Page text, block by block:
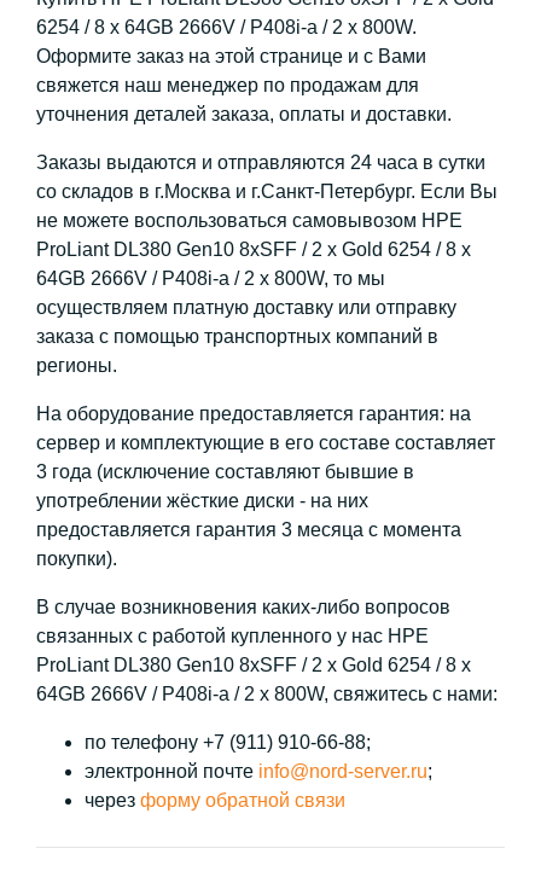
6254 / 8 x 64GB 2666V / P408i-a / 2 x 800W.
Оформите заказ на этой странице и с Вами
свяжется наш менеджер по продажам для
уточнения деталей заказа, оплаты и доставки.
Заказы выдаются и отправляются 24 часа в сутки
со складов в г.Москва и г.Санкт-Петербург. Если Вы
не можете воспользоваться самовывозом HPE
ProLiant DL380 Gen10 8xSFF / 2 x Gold 6254 / 8 x
64GB 2666V / P408i-a / 2 x 800W, то мы
осуществляем платную доставку или отправку
заказа с помощью транспортных компаний в
регионы.
На оборудование предоставляется гарантия: на
сервер и комплектующие в его составе составляет
3 года (исключение составляют бывшие в
употреблении жёсткие диски - на них
предоставляется гарантия 3 месяца с момента
покупки).
В случае возникновения каких-либо вопросов
связанных с работой купленного у нас HPE
ProLiant DL380 Gen10 8xSFF / 2 x Gold 6254 / 8 x
64GB 2666V / P408i-a / 2 x 800W, свяжитесь с нами:
по телефону +7 (911) 910-66-88;
электронной почте info@nord-server.ru;
через форму обратной связи